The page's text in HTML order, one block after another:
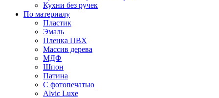
Кухни без ручек
По материалу
Пластик
Эмаль
Пленка ПВХ
Массив дерева
МДФ
Шпон
Патина
С фотопечатью
Alvic Luxe